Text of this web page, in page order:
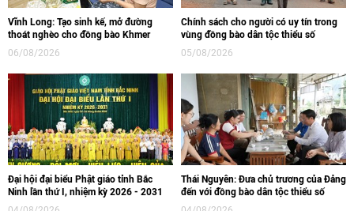
Vĩnh Long: Tạo sinh kế, mở đường
thoát nghèo cho đồng bào Khmer
06/08/2026
Chính sách cho người có uy tín trong
vùng đồng bào dân tộc thiểu số
05/08/2026
Đại hội đại biểu Phật giáo tỉnh Bắc
Ninh lần thứ I, nhiệm kỳ 2026 - 2031
Thái Nguyên: Đưa chủ trương của Đảng
đến với đồng bào dân tộc thiểu số